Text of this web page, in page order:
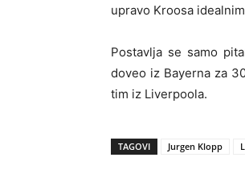
upravo Kroosa
Postavlja se samo
doveo iz Bayerna za
tim iz Liverpoola.
TAGOVI Jurgen Klopp